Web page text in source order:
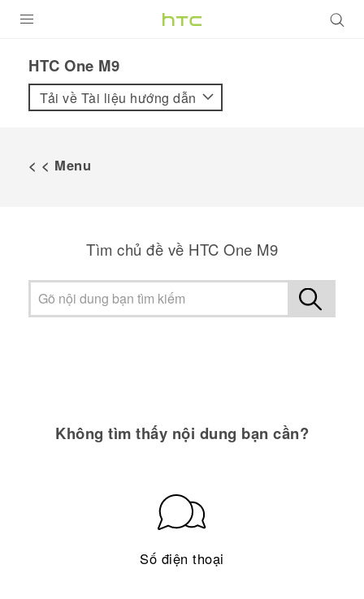
VIVE
HTC One M9‎
Tải về Tài liệu hướng dẫn
< < Menu
Tìm chủ đề về HTC One M9
Không tìm thấy nội dung bạn cần?
Số điện thoại